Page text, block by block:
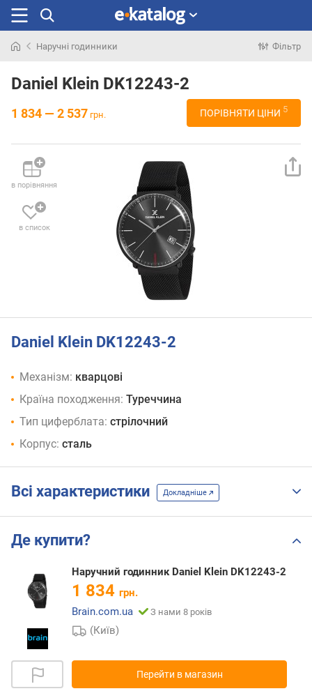
раніше
Наручні годинники Фільтр
Daniel Klein DK12243-2
1 834 — 2 537 грн. ПОРІВНЯТИ ЦІНИ 5
в порівняння
в список
Daniel Klein DK12243-2
Механізм: кварцові
Країна походження: Туреччина
Тип циферблата: стрілочний
Корпус: сталь
Всі характеристики Докладніше
Де купити?
Наручний годинник Daniel Klein DK12243-2
1 834 грн.
Brain.com.ua
З нами 8 років
(Київ)
Перейти в магазин